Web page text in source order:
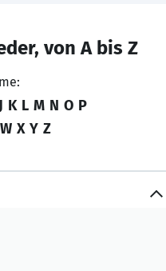
von A bis Z
J K L M N O P
W X Y Z